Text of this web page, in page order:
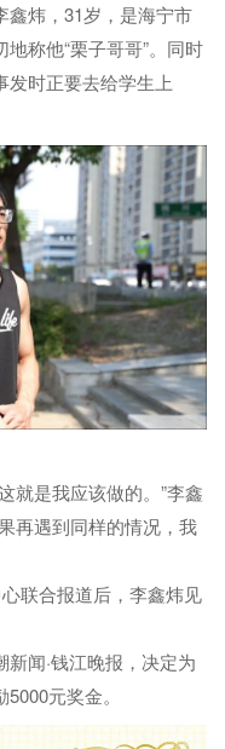
鑫炜，31岁，是海宁市
称他“栗子哥哥”。同时
发时正要去给学生上
就是我应该做的。”李鑫
再遇到同样的情况，我
联合报道后，李鑫炜见
闻·钱江晚报，决定为
元奖金。